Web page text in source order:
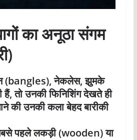
का अनूठा संगम
(bangles), नेकलेस, झुमके
हैं, तो उनकी फिनिशिंग देखते ही
की उनकी कला बेहद बारीकी
पहले लकड़ी (wooden) या